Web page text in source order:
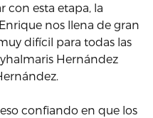
con esta etapa, la
nos llena de gran
difícil para todas las
Hernández
confiando en que los